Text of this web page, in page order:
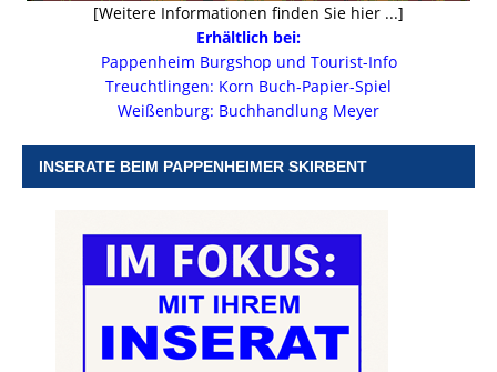
[Weitere Informationen finden Sie hier ...]
Erhältlich bei:
Pappenheim Burgshop und Tourist-Info
Treuchtlingen: Korn Buch-Papier-Spiel
Weißenburg: Buchhandlung Meyer
INSERATE BEIM PAPPENHEIMER SKIRBENT